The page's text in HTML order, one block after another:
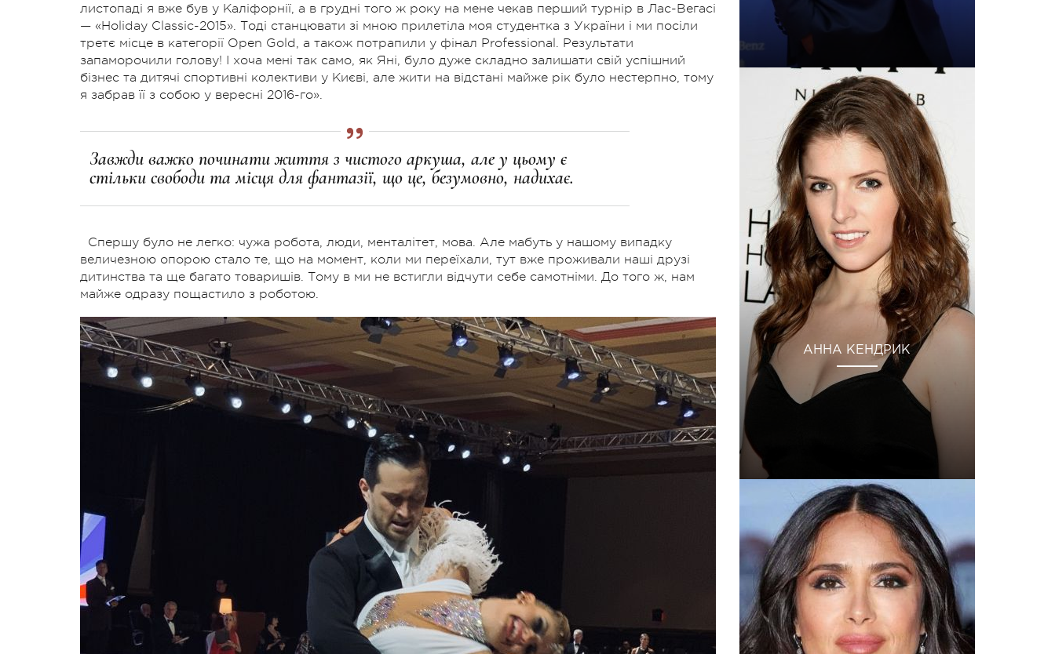
листопаді я вже був у Каліфорнії, а в грудні того ж року на мене чекав перший турнір в Лас-Вегасі
— «Holiday Classic-2015». Тоді станцювати зі мною прилетіла моя студентка з України і ми посіли
третє місце в категорії Open Gold, а також потрапили у фінал Professional. Результати
запаморочили голову! І хоча мені так само, як Яні, було дуже складно залишати свій успішний
бізнес та дитячі спортивні колективи у Києві, але жити на відстані майже рік було нестерпно, тому
я забрав її з собою у вересні 2016-го».
Завжди важко починати життя з чистого аркуша, але у цьому є
стільки свободи та місця для фантазії, що це, безумовно, надихає.
Спершу було не легко: чужа робота, люди, менталітет, мова. Але мабуть у нашому випадку
величезною опорою стало те, що на момент, коли ми переїхали, тут вже проживали наші друзі
дитинства та ще багато товаришів. Тому в ми не встигли відчути себе самотніми. До того ж, нам
майже одразу пощастило з роботою.
АННА КЕНДРИК